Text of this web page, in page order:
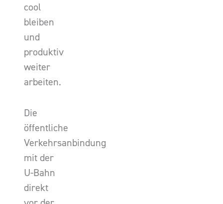
cool
bleiben
und
produktiv
weiter
arbeiten.
Die
öffentliche
Verkehrsanbindung
mit der
U-Bahn
direkt